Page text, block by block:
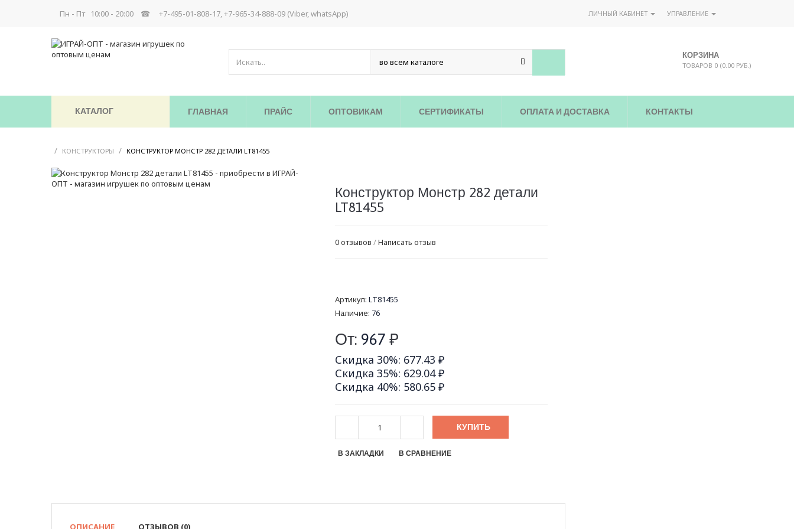
Пн - Пт 10:00 - 20:00 ☎ +7-495-01-808-17, +7-965-34-888-09 (Viber, whatsApp) ЛИЧНЫЙ КАБИНЕТ УПРАВЛЕНИЕ
КОРЗИНА
ТОВАРОВ 0 (0.00 РУБ.)
КАТАЛОГ ГЛАВНАЯ ПРАЙС ОПТОВИКАМ СЕРТИФИКАТЫ ОПЛАТА И ДОСТАВКА КОНТАКТЫ
/ КОНСТРУКТОРЫ / КОНСТРУКТОР МОНСТР 282 ДЕТАЛИ LT81455
Конструктор Монстр 282 детали
LT81455
0 отзывов /Написать отзыв
Артикул: LT81455
Наличие: 76
От: 967 ₽
Скидка 30%: 677.43 ₽
Скидка 35%: 629.04 ₽
Скидка 40%: 580.65 ₽
КУПИТЬ
В ЗАКЛАДКИ В СРАВНЕНИЕ
ОПИСАНИЕ ОТЗЫВОВ (0)